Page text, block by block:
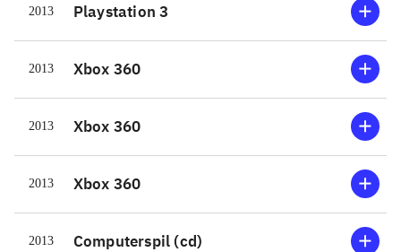
Bevæger man sig udenfor foregår det
i en kæmpestor mech-robot, der
fungerer som tranport og
tænderne. Missionerne består af lige
dele skyden og løse diverse opgaver i
kampen for overlevelse på den
2013 Playstation 3
2013 Xbox 360
2013 Xbox 360
2013 Xbox 360
2013 Computerspil (cd)